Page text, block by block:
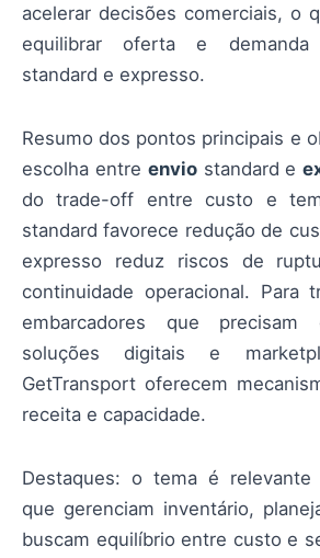
acelerar decisões comerciais, o
equilibrar oferta e
standard e expresso.
Resumo dos pontos principais e
escolha entre enviostandard e
do trade-off entre custo e
standard favorece redução de
expresso reduz riscos de
continuidade operacional. Para
embarcadores que precisam
soluções digitais e
GetTransport oferecem
receita e capacidade.
Destaques: o tema é relevante
que gerenciam inventário,
buscam equilíbrio entre custo e